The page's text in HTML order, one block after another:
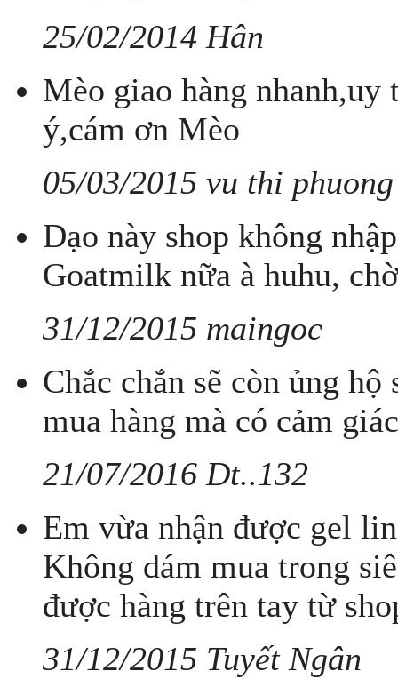
25/02/2014 Hân
Mèo giao hàng
ý,cám ơn Mèo
05/03/2015 vu thi
Dạo này shop không
Goatmilk nữa à huhu,
31/12/2015 maingoc
Chắc chắn sẽ còn ủng
mua hàng mà có cảm
21/07/2016 Dt..132
Em vừa nhận được gel
Không dám mua trong
được hàng trên tay từ
31/12/2015 Tuyết Ngân